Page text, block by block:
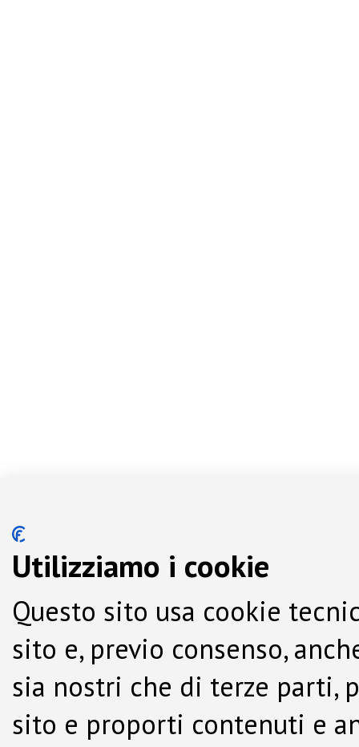
Utilizziamo i cookie
Questo sito usa cookie
sito e, previo consenso,
sia nostri che di terze parti,
sito e proporti contenuti e